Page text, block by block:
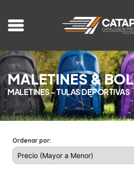
MALETINES &
MALETINES - TULAS DEPORTIVAS
Ordenar por: